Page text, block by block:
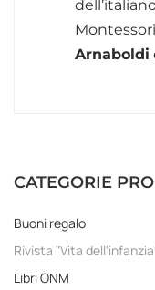
Arnaboldi
CATEGORIE
Buoni regalo
Rivista "Vita
Libri ONM